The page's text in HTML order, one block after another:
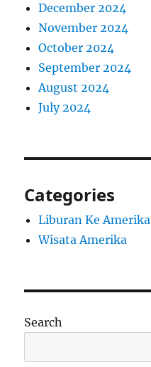
December 2024
November 2024
October 2024
September 2024
August 2024
July 2024
Categories
Liburan Ke Amerika
Wisata Amerika
Search